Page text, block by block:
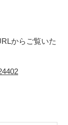
からご覧いた